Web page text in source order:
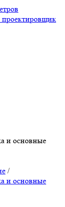
проектировщик
и основные
/
и основные